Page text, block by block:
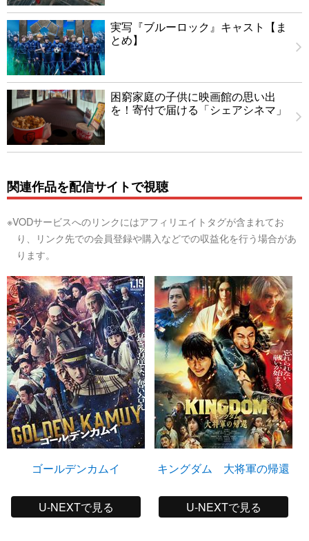
実写『ブルーロック』キャスト【ま
とめ】
困窮家庭の子供に映画館の思い出
を！寄付で届ける「シェアシネマ」
関連作品を配信サイトで視聴
※VODサービスへのリンクにはアフィリエイトタグが含まれてお
り、リンク先での会員登録や購入などでの収益化を行う場合があ
ります。
ゴールデンカムイ
U-NEXTで見る
キングダム 大将軍の帰還
U-NEXTで見る